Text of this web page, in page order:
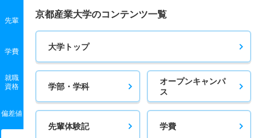
先輩
学費
就職
資格
偏差値
京都産業大学のコンテンツ一覧
大学トップ
学部・学科
オープンキャンパ
ス
先輩体験記 学費